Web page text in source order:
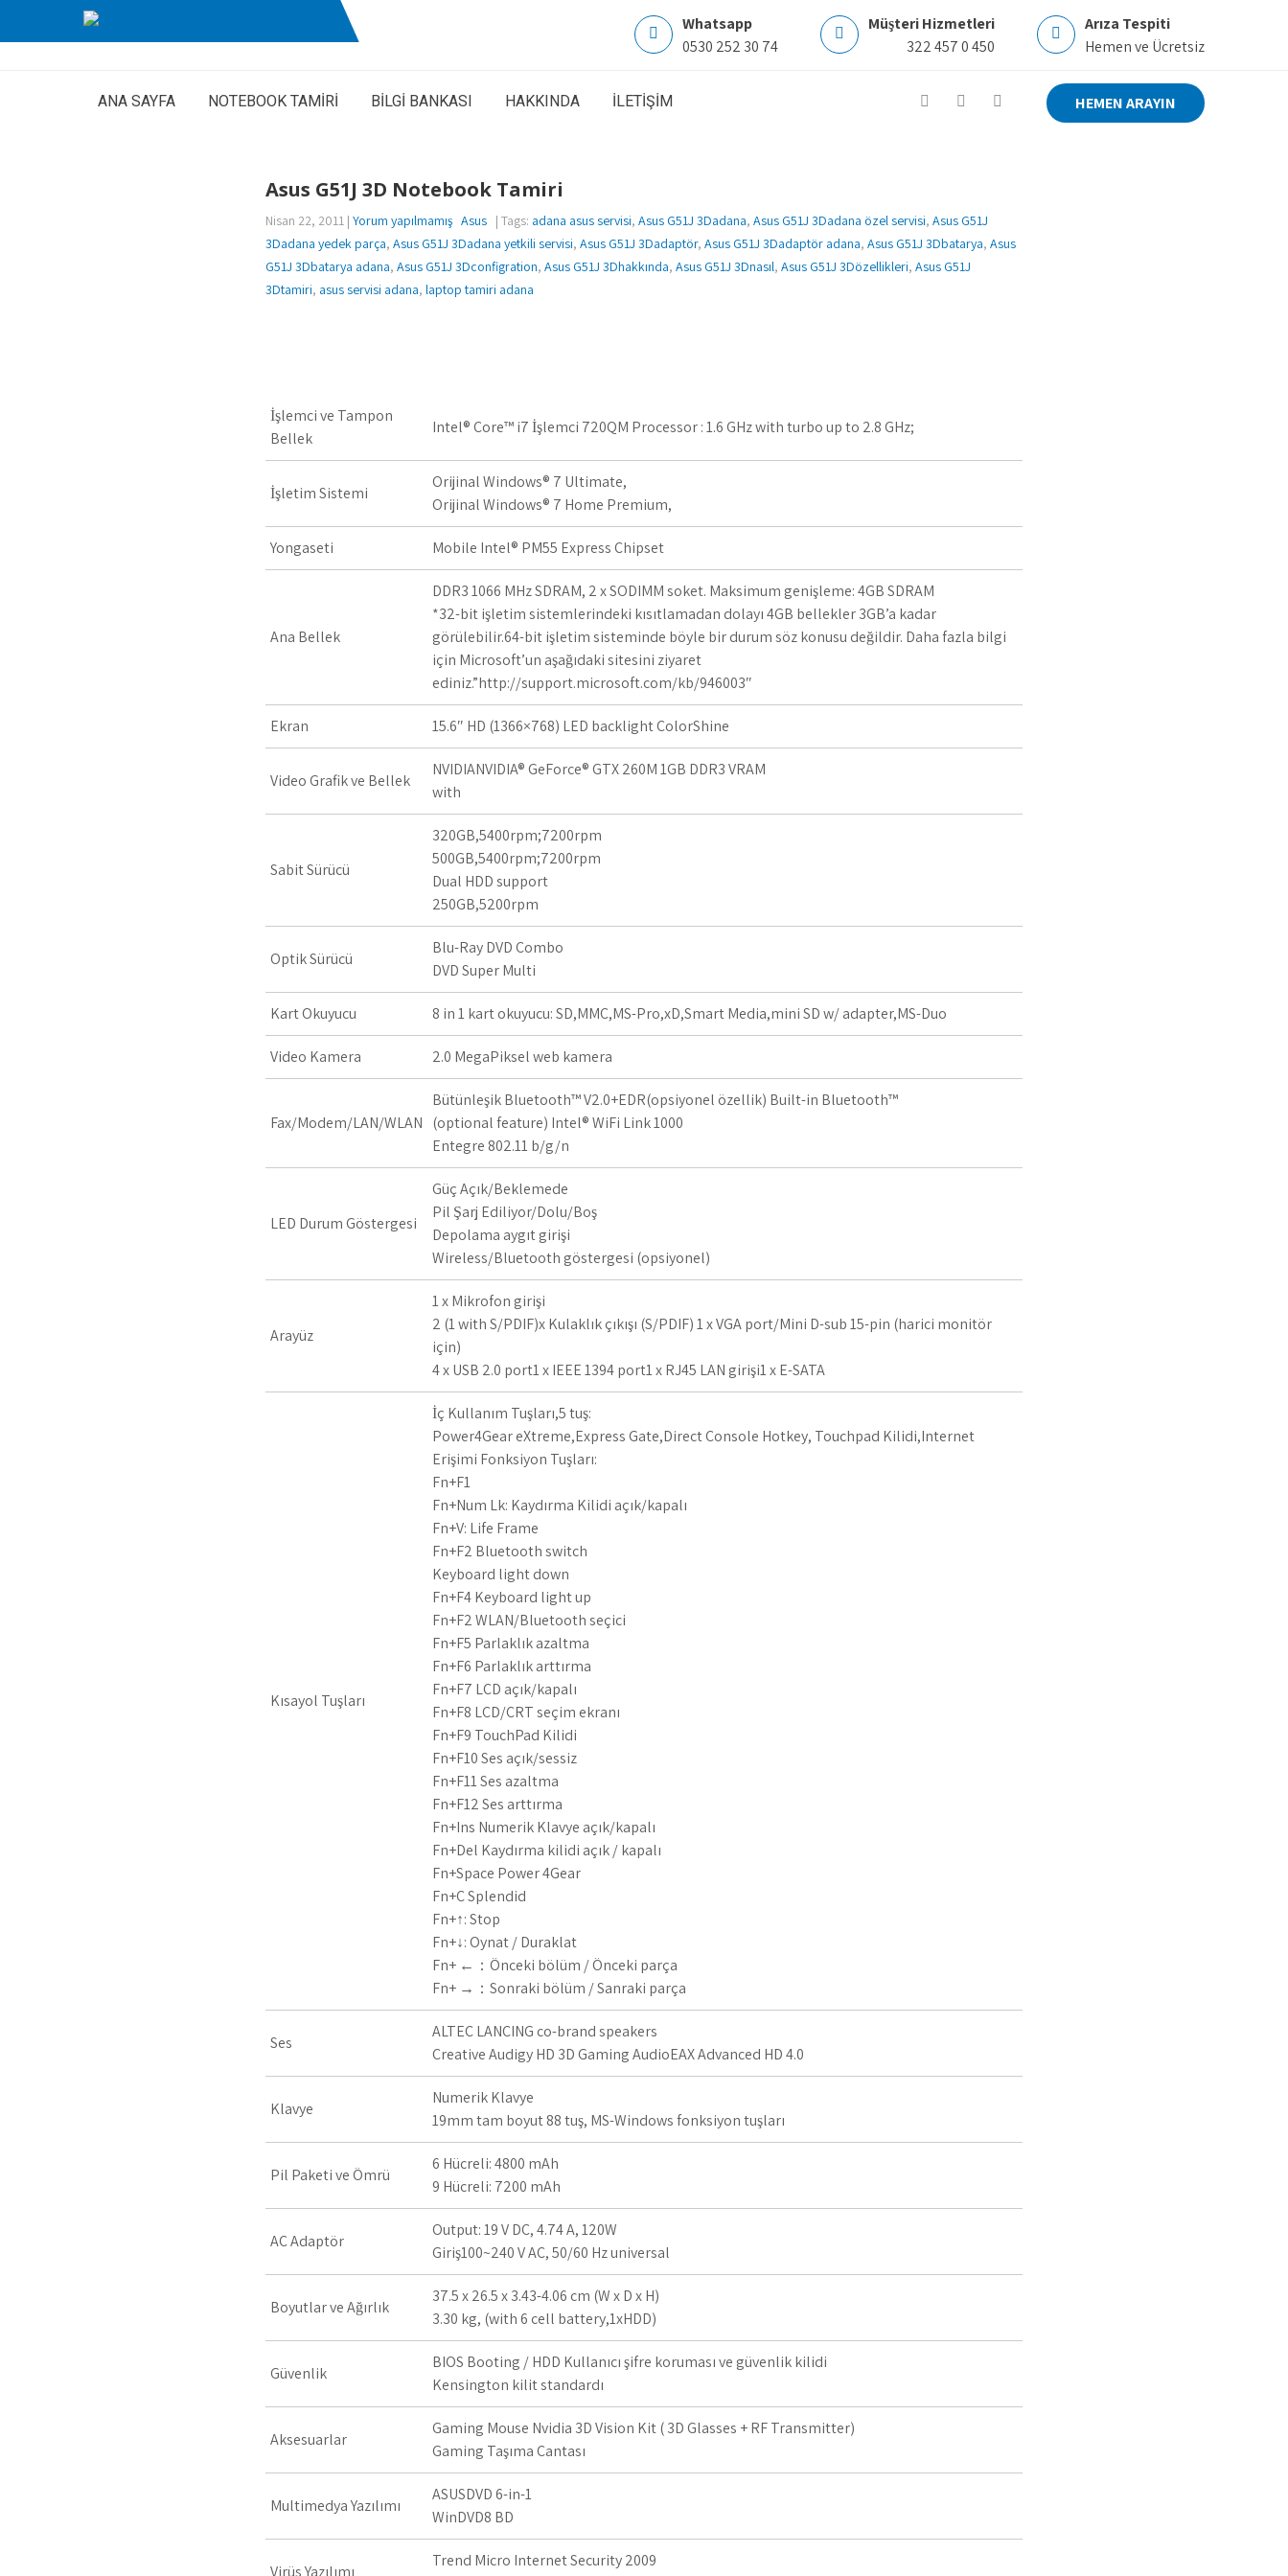
Whatsapp
0530 252 30 74
Müşteri Hizmetleri
322 457 0 450
Arıza Tespiti
Hemen ve Ücretsiz
ANA SAYFA NOTEBOOK TAMİRİ BİLGİ BANKASI HAKKINDA İLETİŞİM HEMEN ARAYIN
Asus G51J 3D Notebook Tamiri
Nisan 22, 2011 | Yorum yapılmamış Asus | Tags: adana asus servisi, Asus G51J 3Dadana, Asus G51J 3Dadana özel servisi, Asus G51J
3Dadana yedek parça, Asus G51J 3Dadana yetkili servisi, Asus G51J 3Dadaptör, Asus G51J 3Dadaptör adana, Asus G51J 3Dbatarya, Asus
G51J 3Dbatarya adana, Asus G51J 3Dconfigration, Asus G51J 3Dhakkında, Asus G51J 3Dnasıl, Asus G51J 3Dözellikleri, Asus G51J
3Dtamiri, asus servisi adana, laptop tamiri adana
İşlemci ve Tampon
Bellek
Intel® Core™ i7 İşlemci 720QM Processor : 1.6 GHz with turbo up to 2.8 GHz;
İşletim Sistemi
Orijinal Windows® 7 Ultimate,
Orijinal Windows® 7 Home Premium,
Yongaseti Mobile Intel® PM55 Express Chipset
Ana Bellek
DDR3 1066 MHz SDRAM, 2 x SODIMM soket. Maksimum genişleme: 4GB SDRAM
*32-bit işletim sistemlerindeki kısıtlamadan dolayı 4GB bellekler 3GB’a kadar
görülebilir.64-bit işletim sisteminde böyle bir durum söz konusu değildir. Daha fazla bilgi
için Microsoft’un aşağıdaki sitesini ziyaret
ediniz.”http://support.microsoft.com/kb/946003″
Ekran 15.6″ HD (1366×768) LED backlight ColorShine
Video Grafik ve Bellek
NVIDIANVIDIA® GeForce® GTX 260M 1GB DDR3 VRAM
with
Sabit Sürücü
320GB,5400rpm;7200rpm
500GB,5400rpm;7200rpm
Dual HDD support
250GB,5200rpm
Optik Sürücü
Blu-Ray DVD Combo
DVD Super Multi
Kart Okuyucu 8 in 1 kart okuyucu: SD,MMC,MS-Pro,xD,Smart Media,mini SD w/ adapter,MS-Duo
Video Kamera 2.0 MegaPiksel web kamera
Fax/Modem/LAN/WLAN
Bütünleşik Bluetooth™ V2.0+EDR(opsiyonel özellik) Built-in Bluetooth™
(optional feature) Intel® WiFi Link 1000
Entegre 802.11 b/g/n
LED Durum Göstergesi
Güç Açık/Beklemede
Pil Şarj Ediliyor/Dolu/Boş
Depolama aygıt girişi
Wireless/Bluetooth göstergesi (opsiyonel)
Arayüz
1 x Mikrofon girişi
2 (1 with S/PDIF)x Kulaklık çıkışı (S/PDIF) 1 x VGA port/Mini D-sub 15-pin (harici monitör
için)
4 x USB 2.0 port1 x IEEE 1394 port1 x RJ45 LAN girişi1 x E-SATA
Kısayol Tuşları
İç Kullanım Tuşları,5 tuş:
Power4Gear eXtreme,Express Gate,Direct Console Hotkey, Touchpad Kilidi,Internet
Erişimi Fonksiyon Tuşları:
Fn+F1
Fn+Num Lk: Kaydırma Kilidi açık/kapalı
Fn+V: Life Frame
Fn+F2 Bluetooth switch
Keyboard light down
Fn+F4 Keyboard light up
Fn+F2 WLAN/Bluetooth seçici
Fn+F5 Parlaklık azaltma
Fn+F6 Parlaklık arttırma
Fn+F7 LCD açık/kapalı
Fn+F8 LCD/CRT seçim ekranı
Fn+F9 TouchPad Kilidi
Fn+F10 Ses açık/sessiz
Fn+F11 Ses azaltma
Fn+F12 Ses arttırma
Fn+Ins Numerik Klavye açık/kapalı
Fn+Del Kaydırma kilidi açık / kapalı
Fn+Space Power 4Gear
Fn+C Splendid
Fn+↑: Stop
Fn+↓: Oynat / Duraklat
Fn+ ←：Önceki bölüm / Önceki parça
Fn+ →：Sonraki bölüm / Sanraki parça
Ses
ALTEC LANCING co-brand speakers
Creative Audigy HD 3D Gaming AudioEAX Advanced HD 4.0
Klavye
Numerik Klavye
19mm tam boyut 88 tuş, MS-Windows fonksiyon tuşları
Pil Paketi ve Ömrü
6 Hücreli: 4800 mAh
9 Hücreli: 7200 mAh
AC Adaptör
Output: 19 V DC, 4.74 A, 120W
Giriş100~240 V AC, 50/60 Hz universal
Boyutlar ve Ağırlık
37.5 x 26.5 x 3.43-4.06 cm (W x D x H)
3.30 kg, (with 6 cell battery,1xHDD)
Güvenlik
BIOS Booting / HDD Kullanıcı şifre koruması ve güvenlik kilidi
Kensington kilit standardı
Aksesuarlar
Gaming Mouse Nvidia 3D Vision Kit ( 3D Glasses + RF Transmitter)
Gaming Taşıma Çantası
Multimedya Yazılımı
ASUSDVD 6-in-1
WinDVD8 BD
Virüs Yazılımı
Trend Micro Internet Security 2009